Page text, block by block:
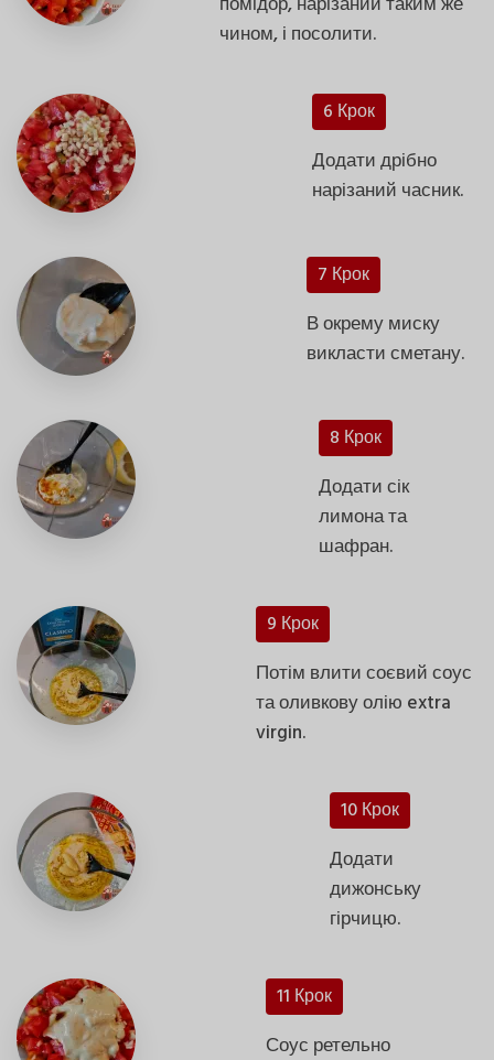
чином, і посолити.
6 Крок
Додати дрібно
нарізаний часник.
7 Крок
В окрему миску
викласти сметану.
8 Крок
Додати сік
лимона та
шафран.
9 Крок
Потім влити соєвий соус
та оливкову олію extra
virgin.
10 Крок
Додати
дижонську
гірчицю.
11 Крок
Соус ретельно